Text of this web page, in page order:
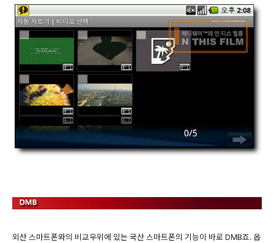
외산 스마트폰와의 비교우위에 있는 국산 스마트폰의 기능이 바로 DMB죠. 옵